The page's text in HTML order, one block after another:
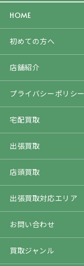
HOME
初めての方へ
店舗紹介
プライバシーポリシー
宅配買取
出張買取
店頭買取
出張買取対応エリア
お問い合わせ
買取ジャンル